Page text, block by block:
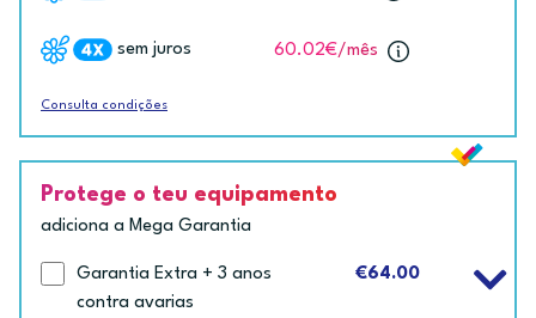
sem juros 60.02€/mês
Consulta condições
Protege o teu equipamento
adiciona a Mega Garantia
Garantia Extra + 3 anos
contra avarias
€64.00